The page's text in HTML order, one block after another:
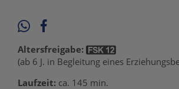
Altersfreigabe:
(ab 6 J. in Begleitung eines
Laufzeit: ca. 145 min.